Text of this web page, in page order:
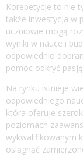
Korepetycje to nie
także inwestycja w
uczniowie mogą
wyniki w nauce i
odpowiednio
pomóc odkryć
Na rynku istnieje
odpowiedniego
która oferuje
poziomach
wykwalifikowanym
osiągnąć